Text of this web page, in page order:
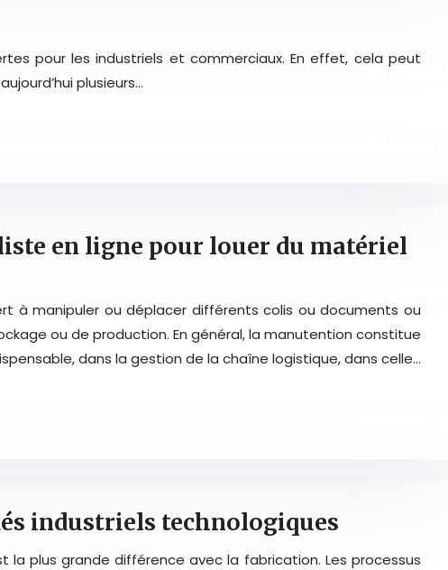
pour les industriels et commerciaux. En effet, cela peut
plusieurs…
en ligne pour louer du matériel
à manipuler ou déplacer différents colis ou documents ou
ou de production. En général, la manutention constitue
dans la gestion de la chaîne logistique, dans celle…
industriels technologiques
la plus grande différence avec la fabrication. Les processus